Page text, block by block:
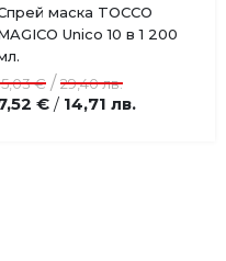
Добави
в
маска TOCCO
Unico 10 в 1 200
€ / 14,71 лв.
€ /29,40 лв.